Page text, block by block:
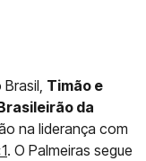
Timão e
da
na liderança com
. O Palmeiras segue